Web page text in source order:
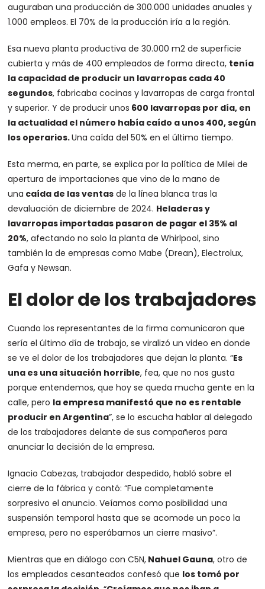
auguraban una producción de 300.000 unidades anuales y
1.000 empleos. El 70% de la producción iría a la región.
Esa nueva planta productiva de 30.000 m2 de superficie
cubierta y más de 400 empleados de forma directa, tenía
la capacidad de producir un lavarropas cada 40
segundos, fabricaba cocinas y lavarropas de carga frontal
y superior. Y de producir unos 600 lavarropas por día, en
la actualidad el número había caído a unos 400, según
los operarios.Una caída del 50% en el último tiempo.
Esta merma, en parte, se explica por la política de Milei de
apertura de importaciones que vino de la mano de
una caída de las ventas de la línea blanca tras la
devaluación de diciembre de 2024. Heladeras y
lavarropas importadas pasaron de pagar el 35% al
20%, afectando no solo la planta de Whirlpool, sino
también la de empresas como Mabe (Drean), Electrolux,
Gafa y Newsan.
El dolor de los trabajadores
Cuando los representantes de la firma comunicaron que
sería el último día de trabajo, se viralizó un video en donde
se ve el dolor de los trabajadores que dejan la planta. “Es
una es una situación horrible, fea, que no nos gusta
porque entendemos, que hoy se queda mucha gente en la
calle, pero la empresa manifestó que no es rentable
producir en Argentina”, se lo escucha hablar al delegado
de los trabajadores delante de sus compañeros para
anunciar la decisión de la empresa.
Ignacio Cabezas, trabajador despedido, habló sobre el
cierre de la fábrica y contó: “Fue completamente
sorpresivo el anuncio. Veíamos como posibilidad una
suspensión temporal hasta que se acomode un poco la
empresa, pero no esperábamos un cierre masivo”.
Mientras que en diálogo con C5N, Nahuel Gauna, otro de
los empleados cesanteados confesó que los tomó por